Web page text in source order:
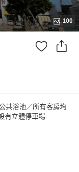
100
共浴池／所有客房均
有立體停車場